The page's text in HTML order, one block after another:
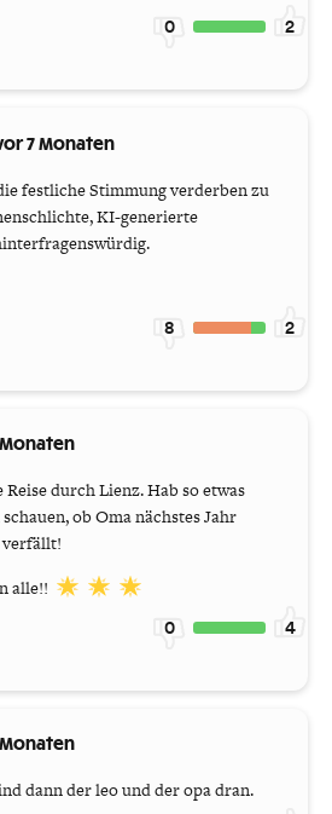
0 2
7 Monaten
festliche Stimmung verderben zu
KI-generierte
8 2
durch Lienz. Hab so etwas
ob Oma nächstes Jahr
verfällt!
alle!!
0 4
dann der leo und der opa dran.